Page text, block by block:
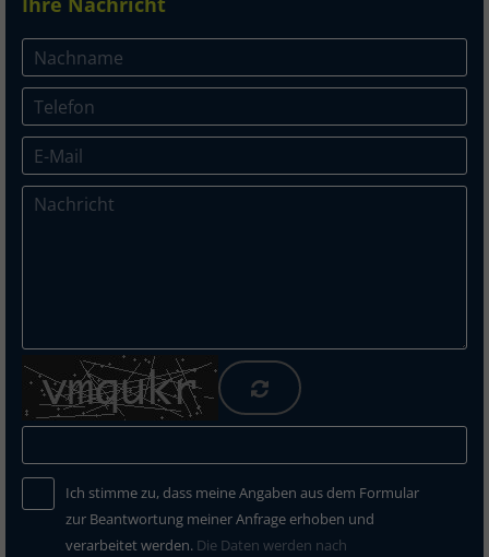
Ich stimme zu, dass meine Angaben aus dem Formular
zur Beantwortung meiner Anfrage erhoben und
verarbeitet werden. Die Daten werden nach